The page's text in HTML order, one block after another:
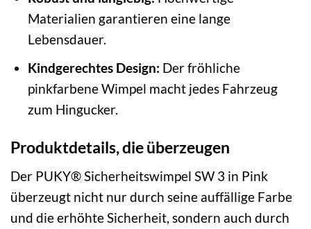
Materialien garantieren eine lange
Lebensdauer.
Kindgerechtes Design: Der fröhliche
pinkfarbene Wimpel macht jedes Fahrzeug
zum Hingucker.
Produktdetails, die überzeugen
Der PUKY® Sicherheitswimpel SW 3 in Pink
überzeugt nicht nur durch seine auffällige Farbe
und die erhöhte Sicherheit, sondern auch durch